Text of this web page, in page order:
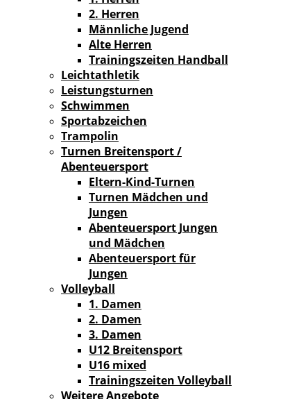
2. Herren
Männliche Jugend
Alte Herren
Trainingszeiten Handball
Leichtathletik
Leistungsturnen
Schwimmen
Sportabzeichen
Trampolin
Turnen Breitensport /
Abenteuersport
Eltern-Kind-Turnen
Turnen Mädchen und
Jungen
Abenteuersport Jungen
und Mädchen
Abenteuersport für
Jungen
Volleyball
1. Damen
2. Damen
3. Damen
U12 Breitensport
U16 mixed
Trainingszeiten Volleyball
Weitere Angebote